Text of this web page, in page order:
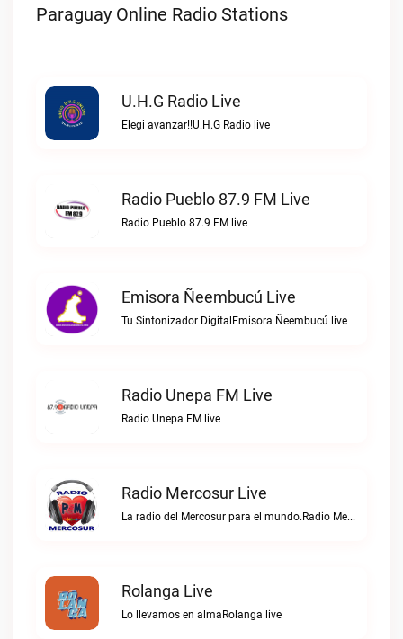
Paraguay Online Radio Stations
U.H.G Radio Live
Elegi avanzar!!U.H.G Radio live
Radio Pueblo 87.9 FM Live
Radio Pueblo 87.9 FM live
Emisora Ñeembucú Live
Tu Sintonizador DigitalEmisora Ñeembucú live
Radio Unepa FM Live
Radio Unepa FM live
Radio Mercosur Live
La radio del Mercosur para el mundo.Radio Mercosur live
Rolanga Live
Lo llevamos en almaRolanga live